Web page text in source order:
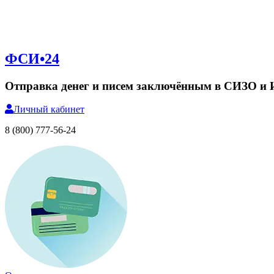
ФСИ•24
Отправка денег и писем заключённым в СИЗО и
Личный кабинет
8 (800) 777-56-24